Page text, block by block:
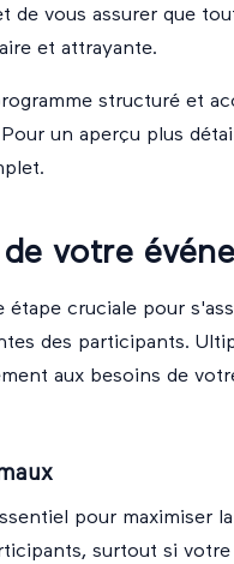
de vous assurer que
et attrayante.
structuré et
un aperçu plus
.
votre
étape cruciale pour
des participants.
aux besoins de
pour maximiser
surtout si